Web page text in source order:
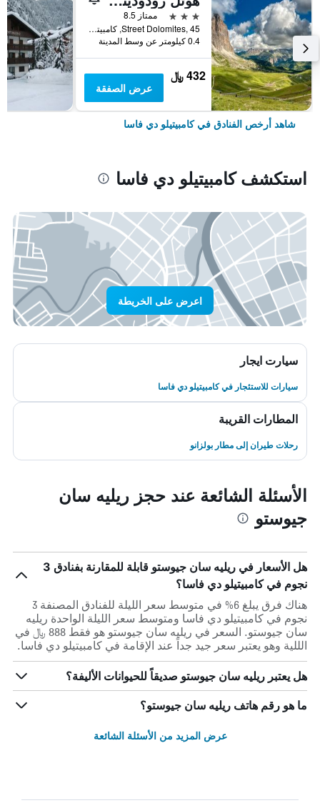
3 نجوم
ممتاز 8.5
Street Dolomites, 45, كامبيتيلو دي فاسا, مقاطعة ترينتو, إيطاليا
0.4 كيلومتر عن وسط المدينة
432 ﷼
عرض الصفقة
شاهد أرخص الفنادق في كامبيتيلو دي فاسا
استكشف كامبيتيلو دي فاسا
اعرض على الخريطة
سيارت ايجار
سيارات للاستئجار في كامبيتيلو دي فاسا
المطارات القريبة
رحلات طيران إلى مطار بولزانو
الأسئلة الشائعة عند حجز ريليه سان
جيوستو
هل الأسعار في ريليه سان جيوستو قابلة للمقارنة بفنادق 3
نجوم في كامبيتيلو دي فاسا؟
هناك فرق يبلغ 6% في متوسط ​​سعر الليلة للفنادق المصنفة 3
نجوم في كامبيتيلو دي فاسا ومتوسط ​​سعر الليلة الواحدة ريليه
سان جيوستو. السعر في ريليه سان جيوستو هو فقط 888 ﷼ في
الللية وهو يعتبر سعر جيد جداً عند الإقامة في كامبيتيلو دي فاسا.
هل يعتبر ريليه سان جيوستو صديقاً للحيوانات الأليفة؟
ما هو رقم هاتف ريليه سان جيوستو؟
عرض المزيد من الأسئلة الشائعة